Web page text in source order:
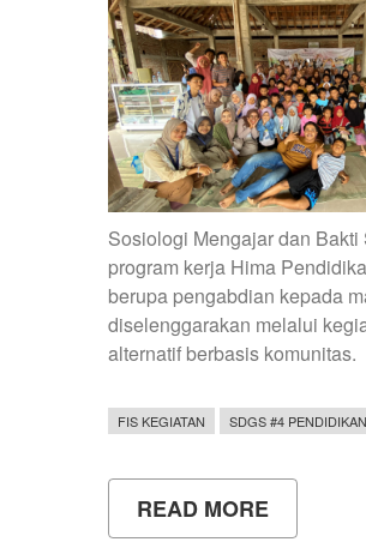
Sosiologi Mengajar dan
program kerja Hima
berupa pengabdian kepada
diselenggarakan melalui
alternatif berbasis komunitas.
FIS KEGIATAN SDGS #4 PENDIDIKAN
READ MORE
KEGIATAN